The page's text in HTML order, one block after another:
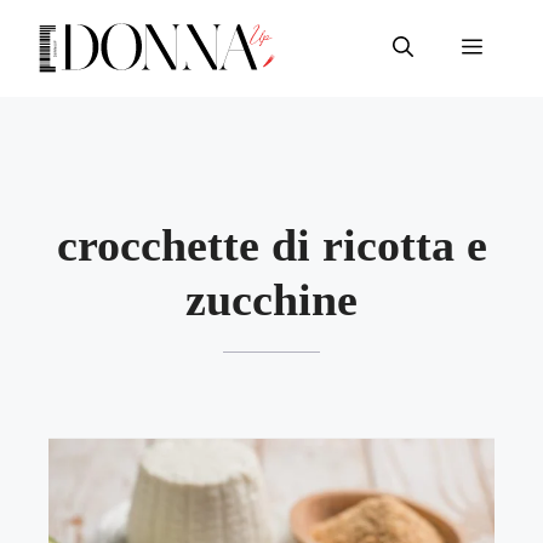
contenuto
Menu
crocchette di ricotta e
zucchine